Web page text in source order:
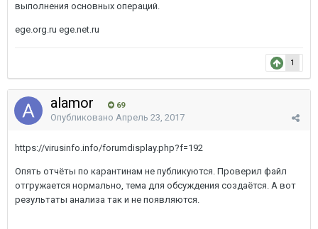
выполнения основных операций.
ege.org.ru ege.net.ru
1
alamor 69
Опубликовано Апрель 23, 2017
https://virusinfo.info/forumdisplay.php?f=192
Опять отчёты по карантинам не публикуются. Проверил файл
отгружается нормально, тема для обсуждения создаётся. А вот
результаты анализа так и не появляются.